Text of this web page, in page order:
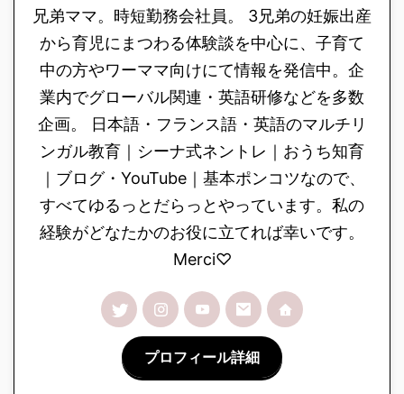
兄弟ママ。時短勤務会社員。 3兄弟の妊娠出産
から育児にまつわる体験談を中心に、子育て
中の方やワーママ向けにて情報を発信中。企
業内でグローバル関連・英語研修などを多数
企画。 日本語・フランス語・英語のマルチリ
ンガル教育｜シーナ式ネントレ｜おうち知育
｜ブログ・YouTube｜基本ポンコツなので、
すべてゆるっとだらっとやっています。私の
経験がどなたかのお役に立てれば幸いです。
Merci♡
プロフィール詳細